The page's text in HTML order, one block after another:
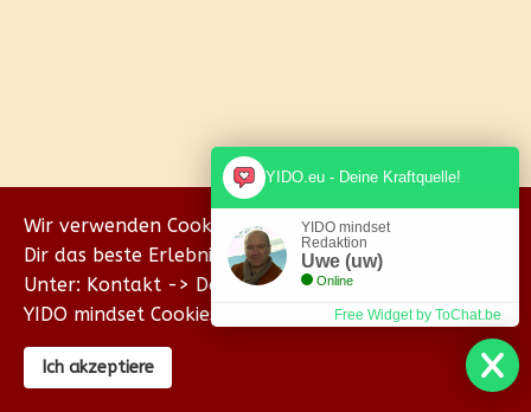
Wir verwenden Cookies, um sicherzustellen, dass wir
Dir das beste Erlebnis auf unserer Website bieten.
Unter: Kontakt -> Datenschutz erklären wir Dir, wie
YIDO mindset Cookies verwendet.
Ich akzeptiere
YIDO.eu - Deine Kraftquelle!
YIDO mindset
Redaktion
Uwe (uw)
Online
Free Widget by ToChat.be